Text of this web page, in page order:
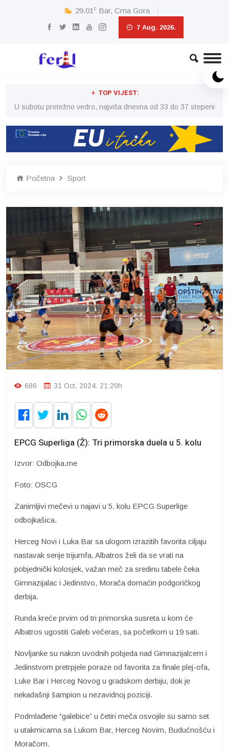
29.01 c Bar, Crna Gora
7 Aug. 2026.
TOP VIJEST:
U subotu pretežno vedro, najviša dnevna od 33 do 37 stepeni
Početna Sport
686 31 Oct, 2024. 21:20h
EPCG Superliga (Ž): Tri primorska duela u 5. kolu
Izvor: Odbojka.me
Foto: OSCG
Zanimljivi mečevi u najavi u 5. kolu EPCG Superlige
odbojkašica.
Herceg Novi i Luka Bar sa ulogom izrazitih favorita ciljaju
nastavak serije trijumfa, Albatros želi da se vrati na
pobjednički kolosjek, važan meč za sredinu tabele čeka
Gimnazijalac i Jedinstvo, Morača domaćin podgoričkog
derbija.
Runda kreće prvim od tri primorska susreta u kom će
Albatros ugostiti Galeb večeras, sa početkom u 19 sati.
Novljanke su nakon uvodnih pobjeda nad Gimnazijalcem i
Jedinstvom pretrpjele poraze od favorita za finale plej-ofa,
Luke Bar i Herceg Novog u gradskom derbiju, dok je
nekadašnji šampion u nezavidnoj poziciji.
Podmlađene “galebice” u četiri meča osvojile su samo set
u utakmicama sa Lukom Bar, Herceg Novim, Budućnošću i
Moračom.